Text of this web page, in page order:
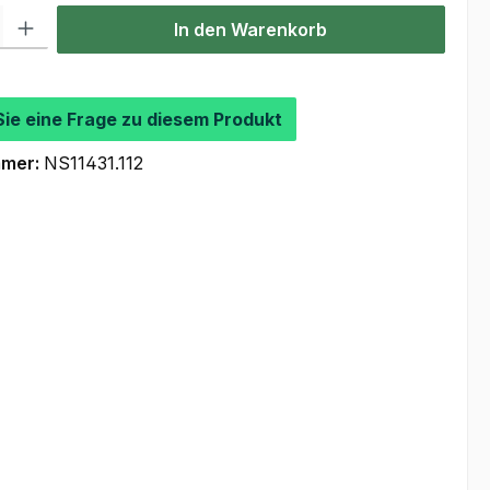
Gib den gewünschten Wert ein oder benutze die Schaltflächen
In den Warenkorb
eine Frage zu diesem Produkt
NS11431.112